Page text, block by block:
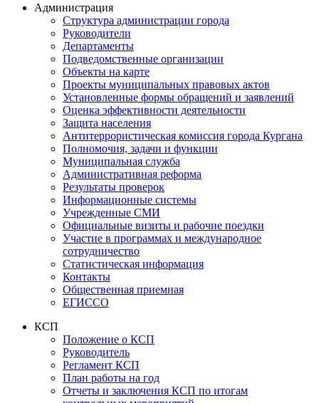
Администрация
Структура администрации города
Руководители
Департаменты
Подведомственные организации
Объекты на карте
Проекты муниципальных правовых актов
Установленные формы обращений и заявлений
Оценка эффективности деятельности
Защита населения
Антитеррористическая комиссия города Кургана
Полномочия, задачи и функции
Муниципальная служба
Административная реформа
Результаты проверок
Информационные системы
Учрежденные СМИ
Официальные визиты и рабочие поездки
Участие в программах и международное
сотрудничество
Статистическая информация
Контакты
Общественная приемная
ЕГИССО
КСП
Положение о КСП
Руководитель
Регламент КСП
План работы на год
Отчеты и заключения КСП по итогам